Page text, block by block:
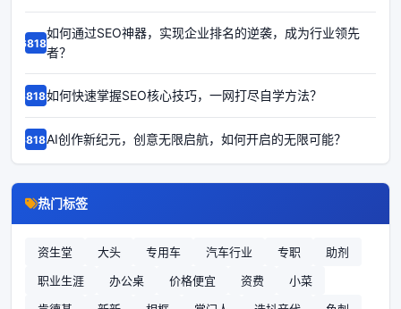
68187
如何通过SEO神器，实现企业排名的逆袭，成为行业领先
者？
68186如何快速掌握SEO核心技巧，一网打尽自学方法？
68185AI创作新纪元，创意无限启航，如何开启的无限可能？
热门标签
资生堂 大头 专用车 汽车行业 专职
助剂
职业生涯
办公桌 价格便宜 资费
小菜